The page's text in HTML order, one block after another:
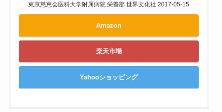
東京慈恵会医科大学附属病院 栄養部 世界文化社 2017-05-15
Amazon
楽天市場
Yahooショッピング